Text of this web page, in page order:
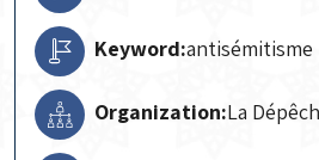
Keyword:antisémitisme
Organization: